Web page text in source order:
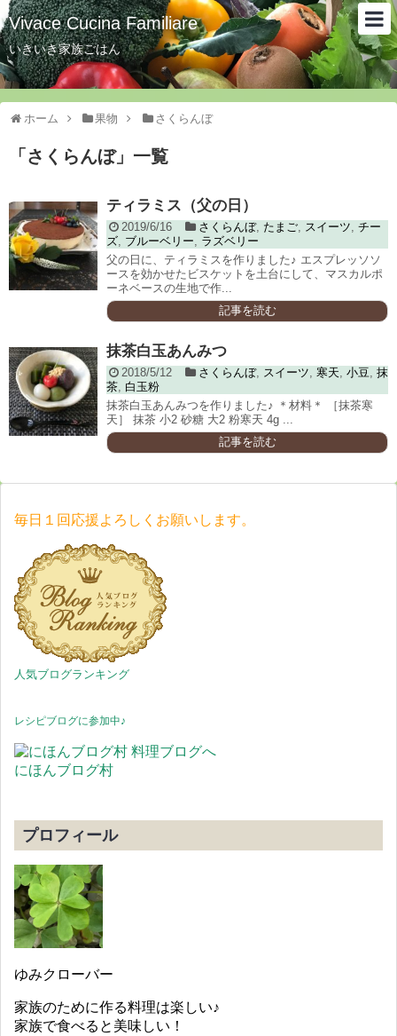
Vivace Cucina Familiare
いきいき家族ごはん
ホーム 果物 さくらんぼ
「 さくらんぼ」 一覧
ティラミス（父の日）
2019/6/16 さくらんぼ, たまご, スイーツ, チー
ズ, ブルーベリー, ラズベリー
父の日に、ティラミスを作りました♪ エスプレッソソ
ースを効かせたビスケットを土台にして、マスカルポ
ーネベースの生地で作...
記事を読む
抹茶白玉あんみつ
2018/5/12 さくらんぼ, スイーツ, 寒天, 小豆, 抹
茶, 白玉粉
抹茶白玉あんみつを作りました♪ ＊材料＊ ［抹茶寒
天］ 抹茶 小2 砂糖 大2 粉寒天 4g ...
記事を読む
毎日１回応援よろしくお願いします。
人気ブログランキング
レシピブログに参加中♪
にほんブログ村
プロフィール
ゆみクローバー
家族のために作る料理は楽しい♪
家族で食べると美味しい！